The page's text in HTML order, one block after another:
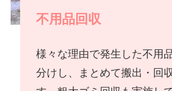
不用品回収
様々な理由で発生した不用
分けし、まとめて搬出・回